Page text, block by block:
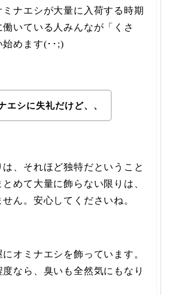
ナエシが大量に入荷する時期
いている人みんなが「くさ
始めます(･･;)
エシに失礼だけど、、
、それほど独特だということ
めて大量に飾らない限りは、
ん。安心してくださいね。
オミナエシを飾っています。
なら、臭いも全然気にもなり